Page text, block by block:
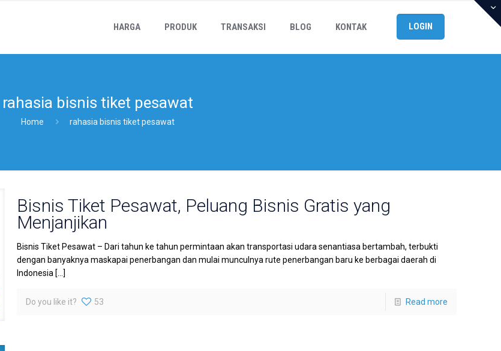
HARGA PRODUK TRANSAKSI BLOG KONTAK LOGIN
rahasia bisnis tiket pesawat
Home rahasia bisnis tiket pesawat
Bisnis Tiket Pesawat, Peluang Bisnis Gratis yang
Menjanjikan
Bisnis Tiket Pesawat – Dari tahun ke tahun permintaan akan transportasi udara senantiasa bertambah, terbukti
dengan banyaknya maskapai penerbangan dan mulai munculnya rute penerbangan baru ke berbagai daerah di
Indonesia […]
Do you like it? 53 Read more